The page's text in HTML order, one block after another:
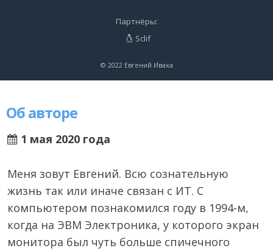
Партнёры:
Sclif
© 2022 Евгений Иваха
Об авторе
1 мая 2020 года
Меня зовут Евгений. Всю сознательную
жизнь так или иначе связан с ИТ. С
компьютером познакомился году в 1994-м,
когда на ЭВМ Электроника, у которого экран
монитора был чуть больше спичечного